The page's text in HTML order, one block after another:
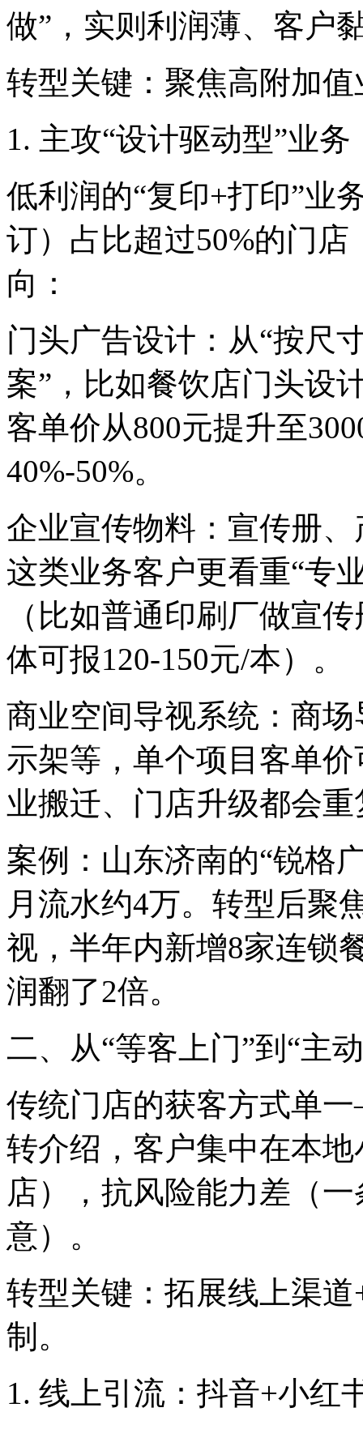
做”，实则利润薄、客户
转型关键：聚焦高附加
1. 主攻“设计驱动型”业务
低利润的“复印+打印”业
订）占比超过50%的门
向：
门头广告设计：从“按尺
案”，比如餐饮店门头设
客单价从800元提升至
40%-50%。
企业宣传物料：宣传册
这类业务客户更看重“专
（比如普通印刷厂做宣
体可报120-150元/本）。
商业空间导视系统：商
示架等，单个项目客单
业搬迁、门店升级都会
案例：山东济南的“锐格
月流水约4万。转型后聚
视，半年内新增8家连锁
润翻了2倍。
二、从“等客上门”到“主
传统门店的获客方式单
转介绍，客户集中在本
店），抗风险能力差（
意）。
转型关键：拓展线上渠
制。
1. 线上引流：抖音+小红